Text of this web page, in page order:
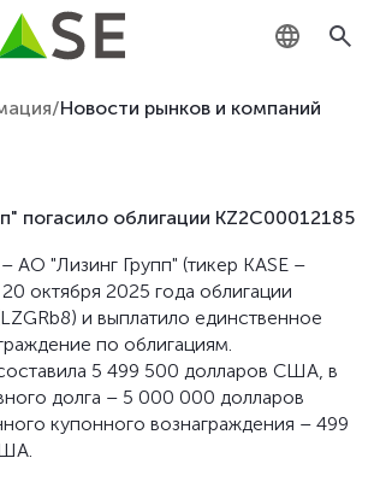
KZ
EN
/Новости рынков и компаний
погасило облигации KZ2C00012185
АО "Лизинг Групп" (тикер KASE –
oктября 2025 года облигации
и выплатило единственное
по облигациям.
5 499 500 долларов США, в
долга – 5 000 000 долларов
купонного вознаграждения – 499